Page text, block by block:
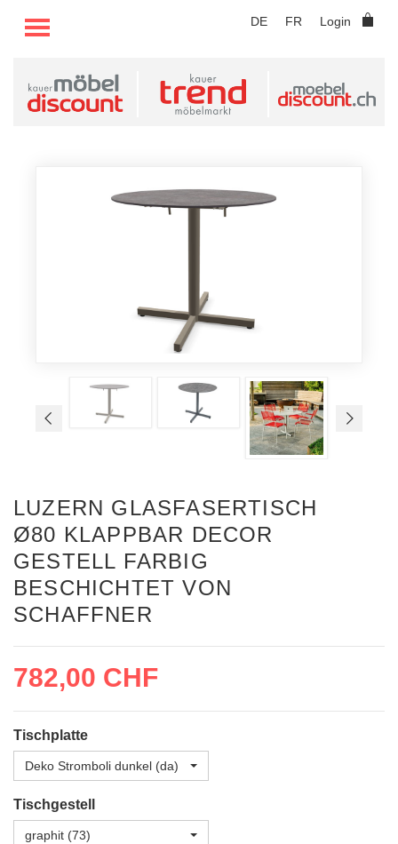
DE FR Login
TOGGLE MENU
LUZERN GLASFASERTISCH
Ø80 KLAPPBAR DECOR
GESTELL FARBIG
BESCHICHTET VON
SCHAFFNER
782,00 CHF
Tischplatte
Deko Stromboli dunkel (da)
Tischgestell
graphit (73)